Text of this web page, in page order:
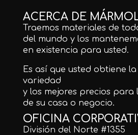
ACERCA DE
Traemos materiales de
del mundo y los
en existencia para usted.
Es así que usted obtiene
variedad
y los mejores precios para
de su casa o negocio.
OFICINA
División del Norte #1355